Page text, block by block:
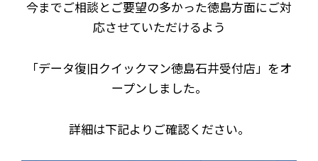
今までご相談とご要望の多かった徳島方面にご対
応させていただけるよう
「データ復旧クイックマン徳島石井受付店」をオ
ープンしました。
詳細は下記よりご確認ください。